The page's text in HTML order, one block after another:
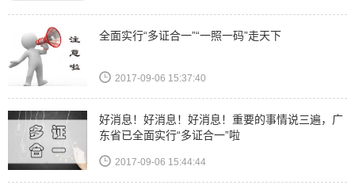
全面实行“多证合一”“一照一码”走天下
2017-09-06 15:37:40
好消息！好消息！好消息！重要的事情说三遍，广
东省已全面实行“多证合一”啦
2017-09-06 15:44:44